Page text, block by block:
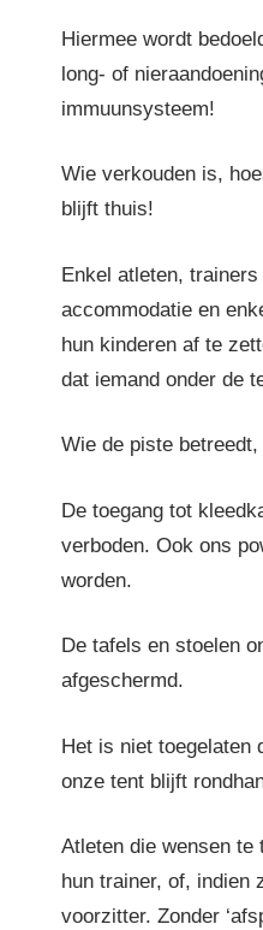
Hiermee wordt
long- of
immuunsysteem!
Wie verkouden is,
blijft thuis!
Enkel atleten,
accommodatie en
hun kinderen af te
dat iemand onder de
Wie de piste
De toegang tot
verboden. Ook ons
worden.
De tafels en stoelen
afgeschermd.
Het is niet toegelaten
onze tent blijft
Atleten die wensen te
hun trainer, of, indien
voorzitter. Zonder